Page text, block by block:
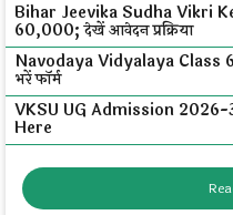
Bihar Jeevika Sudha Vikri
₹60,000; देखें आवेदन प्रक्रिया
Navodaya Vidyalaya Class
भरें फॉर्म
VKSU UG Admission
Here